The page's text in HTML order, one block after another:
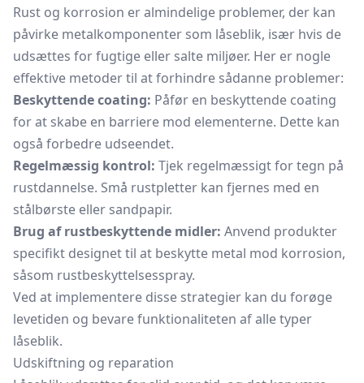
Rust og korrosion er almindelige problemer, der kan
påvirke metalkomponenter som låseblik, især hvis de
udsættes for fugtige eller salte miljøer. Her er nogle
effektive metoder til at forhindre sådanne problemer:
Beskyttende coating: Påfør en beskyttende coating
for at skabe en barriere mod elementerne. Dette kan
også forbedre udseendet.
Regelmæssig kontrol: Tjek regelmæssigt for tegn på
rustdannelse. Små rustpletter kan fjernes med en
stålbørste eller sandpapir.
Brug af rustbeskyttende midler: Anvend produkter
specifikt designet til at beskytte metal mod korrosion,
såsom rustbeskyttelsesspray.
Ved at implementere disse strategier kan du forøge
levetiden og bevare funktionaliteten af alle typer
låseblik.
Udskiftning og reparation